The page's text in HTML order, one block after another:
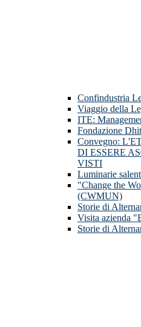
Confindustria
Viaggio della
ITE:
Fondazione
Convegno:
DI ESSERE
VISTI
Luminarie
"Change the
(CWMUN)
Storie di
Visita azienda
Storie di